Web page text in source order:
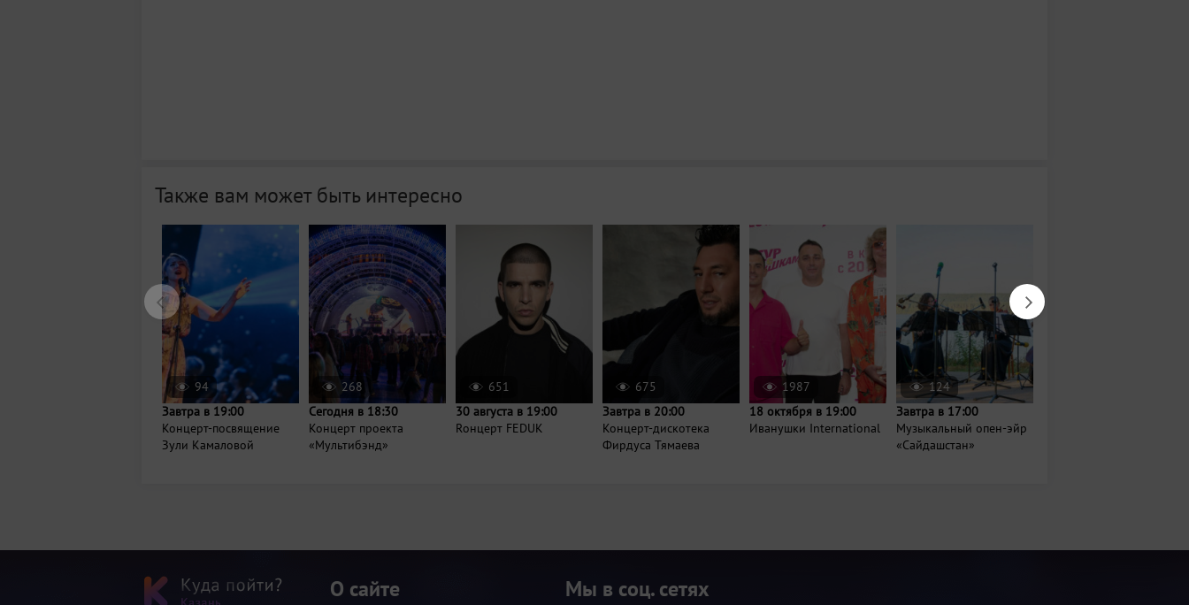
Также вам может быть интересно
94
Завтра в 19:00
Концерт-посвящение
Зули Камаловой
268
Сегодня в 18:30
Концерт проекта
«Мультибэнд»
651
30 августа в 19:00
Rонцерт FEDUK
675
Завтра в 20:00
Концерт-дискотека
Фирдуса Тямаева
1987
18 октября в 19:00
Иванушки International
124
Завтра в 17:00
Музыкальный опен-эйр
«Сайдашстан»
О сайте Мы в соц. сетях